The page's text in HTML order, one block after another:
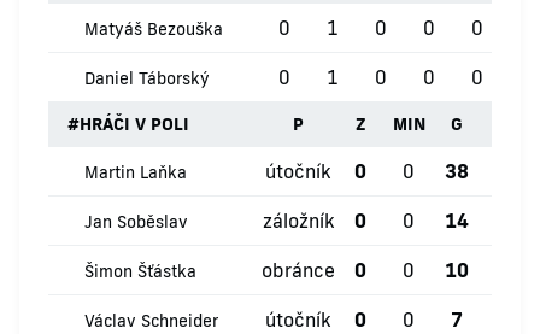
Matyáš Bezouška 0 1 0 0 0
Daniel Táborský 0 1 0 0 0
#HRÁČI V POLI P Z MIN G
Martin Laňka útočník 0 0 38
Jan Soběslav záložník 0 0 14
Šimon Šťástka obránce 0 0 10
Václav Schneider útočník 0 0 7